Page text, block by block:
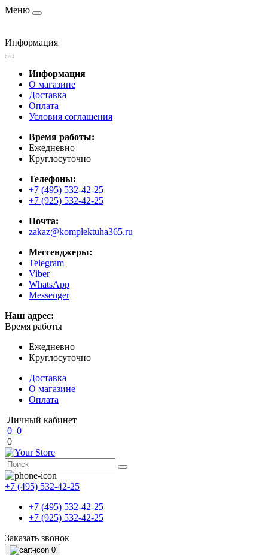
Меню
Информация
Информация
О магазине
Доставка
Оплата
Условия соглашения
Время работы:
Ежедневно
Круглосуточно
Телефоны:
+7 (495) 532-42-25
+7 (925) 532-42-25
Почта:
zakaz@komplektuha365.ru
Мессенджеры:
Telegram
Viber
WhatsApp
Messenger
Наш адрес:
Время работы
Ежедневно
Круглосуточно
Доставка
О магазине
Оплата
Личный кабинет
0 0
0
+7 (495) 532-42-25
+7 (495) 532-42-25
+7 (925) 532-42-25
Заказать звонок
0